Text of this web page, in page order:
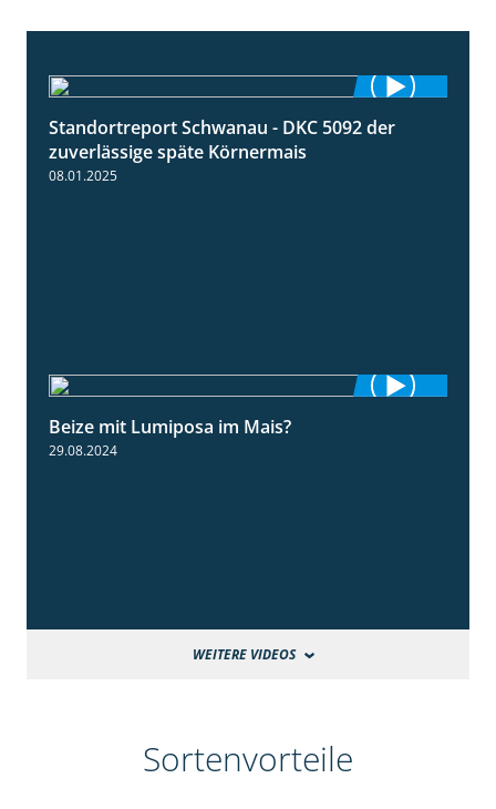
1:18
Standortreport Schwanau - DKC 5092 der
zuverlässige späte Körnermais
08.01.2025
Beize mit Lumiposa im Mais?
29.08.2024
WEITERE VIDEOS
Sortenvorteile